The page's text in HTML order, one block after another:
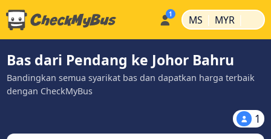
MS | MYR |
Bas dari Pendang ke Johor Bahru
Bandingkan semua syarikat bas dan dapatkan harga terbaik
dengan CheckMyBus
1